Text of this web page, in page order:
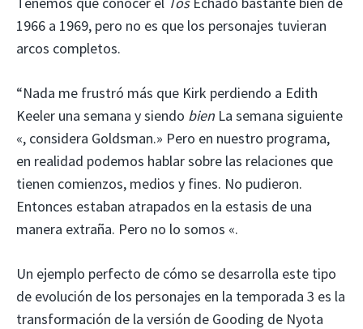
1966 a 1969, pero no es que los personajes tuvieran
arcos completos.
“Nada me frustró más que Kirk perdiendo a Edith
Keeler una semana y siendo bien La semana siguiente
«, considera Goldsman.» Pero en nuestro programa,
en realidad podemos hablar sobre las relaciones que
tienen comienzos, medios y fines. No pudieron.
Entonces estaban atrapados en la estasis de una
manera extraña. Pero no lo somos «.
Un ejemplo perfecto de cómo se desarrolla este tipo
de evolución de los personajes en la temporada 3 es la
transformación de la versión de Gooding de Nyota